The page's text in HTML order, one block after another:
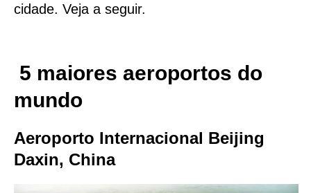
cidade. Veja a seguir.
5 maiores aeroportos do
mundo
Aeroporto Internacional Beijing
Daxin, China